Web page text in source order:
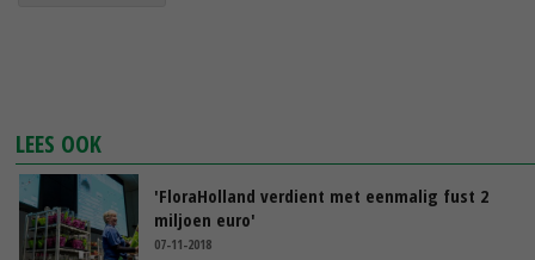
LEES OOK
'FloraHolland verdient met eenmalig fust 2
miljoen euro'
07-11-2018